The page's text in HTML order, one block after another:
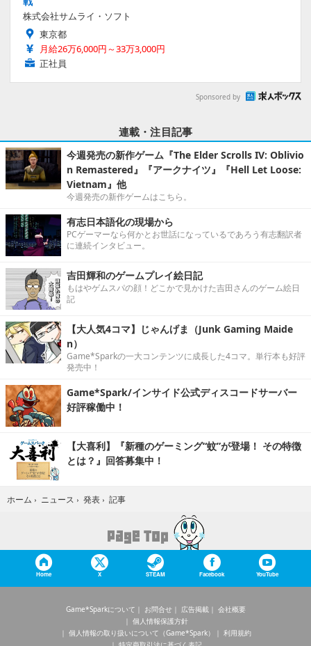
株式会社サムライ・ソフト
東京都
月給26万6,000円～33万3,000円
正社員
Sponsored by
連載・注目記事
今週発売の新作ゲーム『The Elder Scrolls IV: Oblivio
n Remastered』『アークナイツ』『Hell Let Loose:
Vietnam』他
今週発売の新作ゲームはこちら。
有志日本語化の現場から
PCゲーマーなら何かとお世話になっているであろう有志翻訳者
に連続インタビュー。
吉田輝和のゲームプレイ絵日記
もはやゲムスパの顔！どこかで見かけた吉田さんのゲーム絵日
記
【大人気4コマ】じゃんげま（Junk Gaming Maide
n）
Game*Sparkの一大コンテンツに成長した4コマ。単行本も好評
発売中！
Game*Spark/インサイド公式ディスコードサーバー
好評稼働中！
【大喜利】『新種のゲーミング“蚊”が登場！ その特徴
とは？』回答募集中！
ホーム › ニュース › 発表 › 記事
Home X STEAM Facebook YouTube
Game*Sparkについて お問合せ 広告掲載
会社概要
個人情報保護方針
個人情報の取り扱いについて（Game*Spark）
利用規約